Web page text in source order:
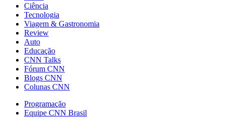
Ciência
Tecnologia
Viagem & Gastronomia
Review
Auto
Educação
CNN Talks
Fórum CNN
Blogs CNN
Colunas CNN
Programação
Equipe CNN Brasil